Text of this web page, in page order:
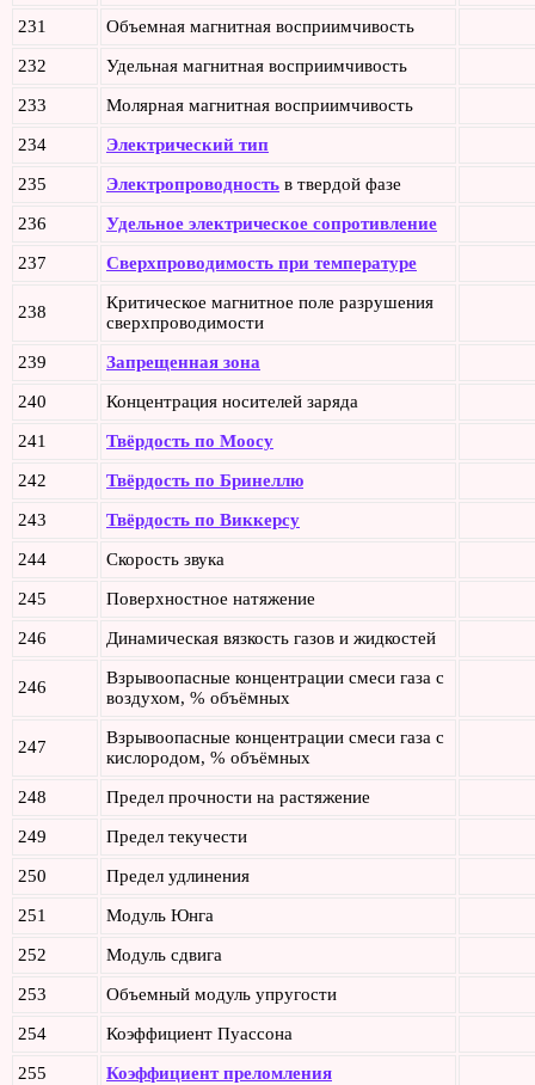
231 Объемная магнитная восприимчивость
232 Удельная магнитная восприимчивость
233 Молярная магнитная восприимчивость
234 Электрический тип
235 Электропроводность в твердой фазе
236 Удельное электрическое сопротивление
237 Сверхпроводимость при температуре
238
Критическое магнитное поле разрушения
сверхпроводимости
239 Запрещенная зона
240 Концентрация носителей заряда
241 Твёрдость по Моосу
242 Твёрдость по Бринеллю
243 Твёрдость по Виккерсу
244 Скорость звука
245 Поверхностное натяжение
246 Динамическая вязкость газов и жидкостей
246
Взрывоопасные концентрации смеси газа с
воздухом, % объёмных
247
Взрывоопасные концентрации смеси газа с
кислородом, % объёмных
248 Предел прочности на растяжение
249 Предел текучести
250 Предел удлинения
251 Модуль Юнга
252 Модуль сдвига
253 Объемный модуль упругости
254 Коэффициент Пуассона
255 Коэффициент преломления